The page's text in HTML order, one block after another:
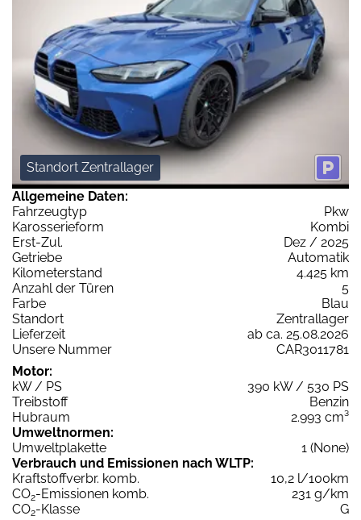
Standort Zentrallager
Allgemeine Daten:
Fahrzeugtyp
Pkw
Karosserieform
Kombi
Erst-Zul.
Dez / 2025
Getriebe
Automatik
Kilometerstand
4.425 km
Anzahl der Türen
5
Farbe
Blau
Standort
Zentrallager
Lieferzeit
ab ca. 25.08.2026
Unsere Nummer
CAR3011781
Motor:
kW / PS
390 kW / 530 PS
Treibstoff
Benzin
Hubraum
2.993 cm³
Umweltnormen:
Umweltplakette
1 (None)
Verbrauch und Emissionen nach WLTP:
Kraftstoffverbr. komb.
10,2 l/100km
CO2-Emissionen komb.
231 g/km
CO2-Klasse
G